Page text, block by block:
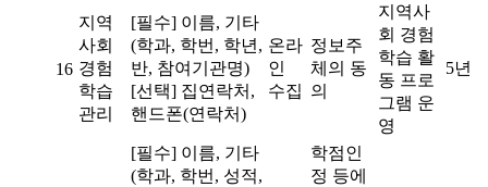
16
지역
사회
경험
학습
관리
[필수] 이름, 기타
(학과, 학번, 학년,
반, 참여기관명)
[선택] 집연락처,
핸드폰(연락처)
온라
인
수집
정보주
체의 동
의
지역사
회 경험
학습 활
동 프로
그램 운
영
5년
[필수] 이름, 기타
(학과, 학번, 성적,
학점인
정 등에